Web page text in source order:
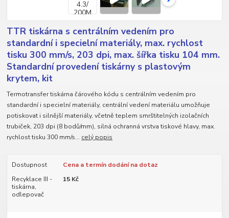
TTR tiskárna s centrálním vedením pro
standardní i specielní materiály, max. rychlost
tisku 300 mm/s, 203 dpi, max. šířka tisku 104 mm.
Standardní provedení tiskárny s plastovým
krytem, kit
Termotransfer tiskárna čárového kódu s centrálním vedením pro
standardní i specielní materiály, centrální vedení materiálu umožňuje
potiskovat i silnější materiály, včetně teplem smrštitelných izolačních
trubiček, 203 dpi (8 bodů/mm), silná ochranná vrstva tiskové hlavy, max.
rychlost tisku 300 mm/s... celý popis
Dostupnost
Cena a termín dodání na dotaz
Recyklace III -
tiskárna,
odlepovač
15 Kč